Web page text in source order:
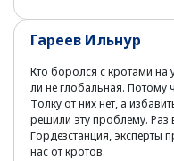
Гареев Ильнур
Кто боролся с кротами на
ли не глобальная. Потому
Толку от них нет, а
решили эту проблему.
Гордезстанция, эксперты
нас от кротов.